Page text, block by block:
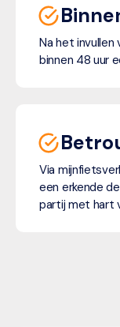
Na het invullen
binnen 48 uur
Via
een erkende
partij met hart